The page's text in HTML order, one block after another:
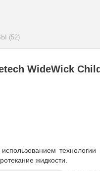
(52)
WideWick
технологии
жидкости.